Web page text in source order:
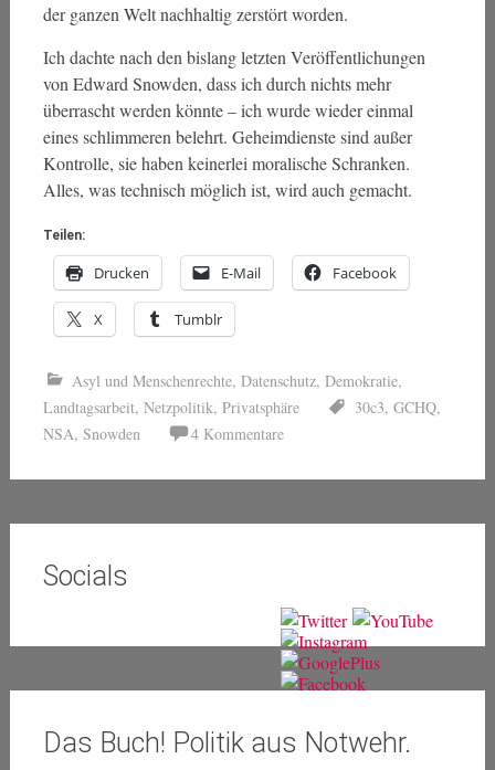
der ganzen Welt nachhaltig zerstört worden.
Ich dachte nach den bislang letzten Veröffentlichungen
von Edward Snowden, dass ich durch nichts mehr
überrascht werden könnte – ich wurde wieder einmal
eines schlimmeren belehrt. Geheimdienste sind außer
Kontrolle, sie haben keinerlei moralische Schranken.
Alles, was technisch möglich ist, wird auch gemacht.
Teilen:
Drucken E-Mail Facebook
X Tumblr
Asyl und Menschenrechte, Datenschutz, Demokratie,
Landtagsarbeit, Netzpolitik, Privatsphäre 30c3, GCHQ,
NSA, Snowden 4 Kommentare
Socials
Das Buch! Politik aus Notwehr.